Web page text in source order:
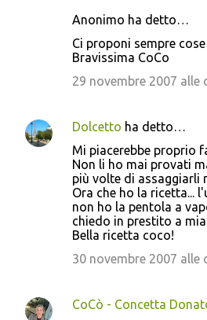
Anonimo ha detto…
Ci proponi sempre
Bravissima CoCo
29 novembre 2007 alle
Dolcetto ha detto…
Mi piacerebbe proprio
Non li ho mai provati
più volte di assaggiarli
Ora che ho la ricetta...
non ho la pentola a
chiedo in prestito a
Bella ricetta coco!
30 novembre 2007 alle
CoCò - Concetta